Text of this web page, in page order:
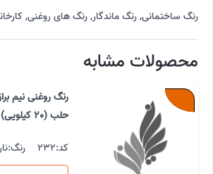
رنگ ساختمانی,رنگ ماندگار,رنگ های روغنی,
محصولات مشابه
حلب (20 کیلویی)
کد:232 رنگ: